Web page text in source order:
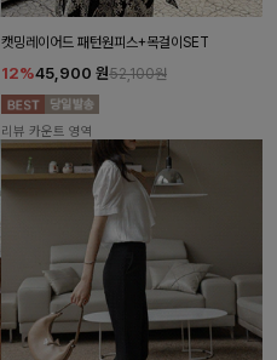
캣밍레이어드 패턴원피스+목걸이SET
12%45,900 원52,100원
리뷰 카운트 영역